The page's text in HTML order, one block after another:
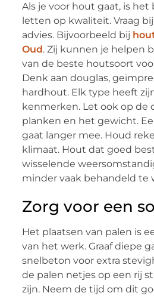
Als je voor hout gaat, is
letten op kwaliteit. Vraag
advies. Bijvoorbeeld bij
Oud. Zij kunnen je helpen
van de beste houtsoort
Denk aan douglas,
hardhout. Elk type heeft
kenmerken. Let ook op de
planken en het gewicht.
gaat langer mee. Houd
klimaat. Hout dat goed
wisselende
minder vaak behandeld te
Zorg voor een
Het plaatsen van palen is
van het werk. Graaf diepe
snelbeton voor extra
de palen netjes op een rij
zijn. Neem de tijd om dit